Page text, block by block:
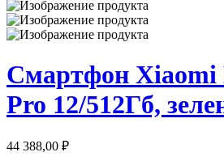
Смартфон Xiaomi
Pro 12/512Гб,
44 388,00 ₽